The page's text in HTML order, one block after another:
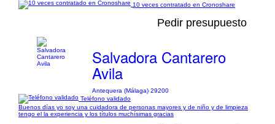
10 veces contratado en Cronoshare
Pedir presupuesto
Salvadora Cantarero
Avila
Antequera (Málaga) 29200
Teléfono validado
Buenos días yo soy una cuidadora de personas mayores y de niño y de limpieza
tengo el la experiencia y los títulos muchísimas gracias